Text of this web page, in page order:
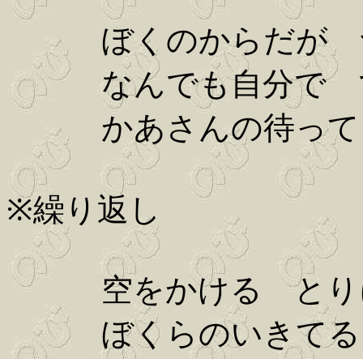
ぼくのからだが
なんでも自分で
かあさんの待って
※繰り返し
空をかける とり
ぼくらのいきてる